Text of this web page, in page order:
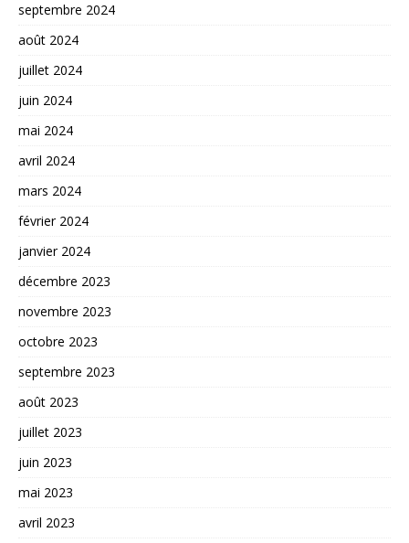
septembre 2024
août 2024
juillet 2024
juin 2024
mai 2024
avril 2024
mars 2024
février 2024
janvier 2024
décembre 2023
novembre 2023
octobre 2023
septembre 2023
août 2023
juillet 2023
juin 2023
mai 2023
avril 2023